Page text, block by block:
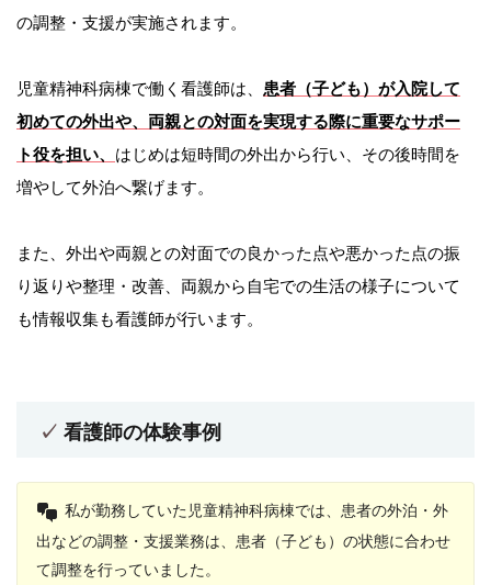
の調整・支援が実施されます。
児童精神科病棟で働く看護師は、 患者（子ども）が入院して
初めての外出や、両親との対面を実現する際に重要なサポー
ト役を担い、 はじめは短時間の外出から行い、その後時間を
増やして外泊へ繋げます。
また、外出や両親との対面での良かった点や悪かった点の振
り返りや整理・改善、両親から自宅での生活の様子について
も情報収集も看護師が行います。
看護師の体験事例
私が勤務していた児童精神科病棟では、患者の外泊・外
出などの調整・支援業務は、患者（子ども）の状態に合わせ
て調整を行っていました。